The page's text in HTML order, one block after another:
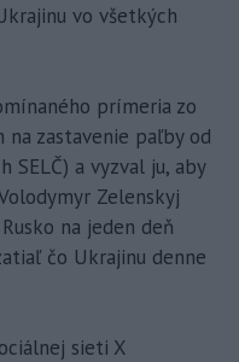
vo všetkých
prímeria zo
na zastavenie paľby od
SELČ) a vyzval ju, aby
Zelenskyj
na jeden deň
čo Ukrajinu denne
sieti X